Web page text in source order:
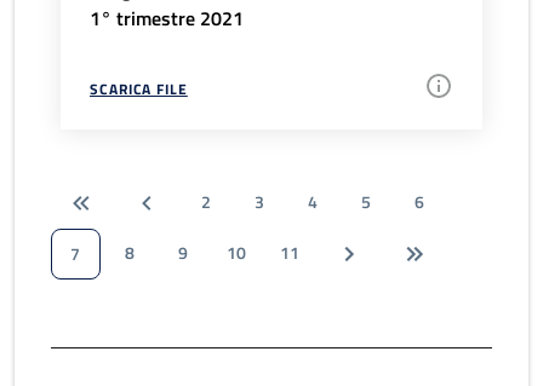
1° trimestre 2021
SCARICA FILE
2 3 4 5
6
7
8 9 10 11